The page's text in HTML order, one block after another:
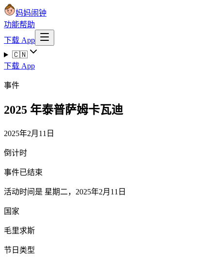
妈妈闹钟
功能帮助
下载 App
🇨🇳
下载 App
事件
2025 年泰普萨姆卡瓦迪
2025年2月11日
倒计时
事件已结束
活动时间是 星期二，2025年2月11日
国家
毛里求斯
节日类型